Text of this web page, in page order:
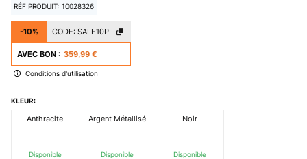
RÉF PRODUIT: 10028326
-10% CODE: SALE10P
AVEC BON : 359,99 €
Conditions d'utilisation
KLEUR:
Anthracite
Disponible
Argent Métallisé
Disponible
Noir
Disponible